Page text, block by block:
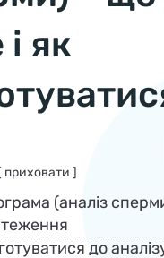
як
приховати ]
(аналіз
до